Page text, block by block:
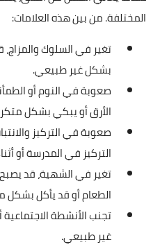
المختلفة. من بين هذه العلامات:
تغير في السلوك
بشكل غير طبيعي.
صعوبة في النوم أو
الأرق أو يبكي بشكل
صعوبة في التركيز
التركيز في المدرسة أو
تغير في الشهية، قد
الطعام أو قد يأكل بشكل
تجنب الأنشطة
غير طبيعي.